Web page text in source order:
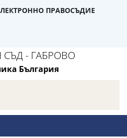
ПРАВОСЪДИЕ
- ГАБРОВО
България